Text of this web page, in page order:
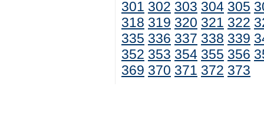
301 302 303 304 305
318 319 320 321 322
335 336 337 338 339
352 353 354 355 356
369 370 371 372 373